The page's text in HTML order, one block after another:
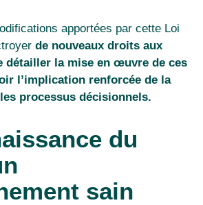
apportées par cette Loi
de nouveaux droits aux
détailler la mise en œuvre de ces
l’implication renforcée de la
processus décisionnels.
du
sain